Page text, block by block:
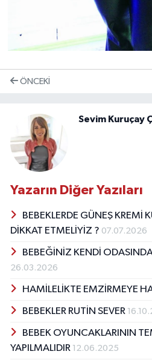
ÖNCEKI
Sevim Kuruçay
Yazarın Diğer Yazıları
BEBEKLERDE GÜNEŞ KREMİ
DİKKAT ETMELİYİZ ? 07.07.2026
BEBEĞİNİZ KENDİ
26.03.2026
HAMİLELİKTE EMZİRMEYE
BEBEKLER RUTİN SEVER
BEBEK OYUNCAKLARININ
YAPILMALIDIR 12.06.2025